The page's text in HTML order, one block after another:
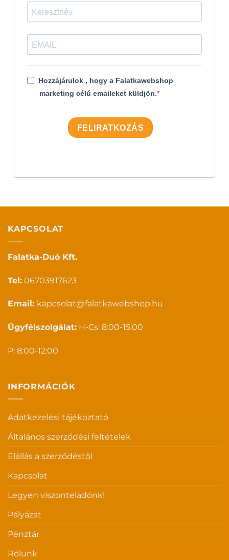
Hozzájárulok , hogy a Falatkawebshop
marketing célú emaileket küldjön.
FELIRATKOZÁS
KAPCSOLAT
Falatka-Duó Kft.
Tel: 06703917623
Email: kapcsolat@falatkawebshop.hu
Ügyfélszolgálat: H-Cs: 8:00-15:00
P: 8:00-12:00
INFORMÁCIÓK
Adatkezelési tájékoztató
Általános szerződési feltételek
Elállás a szerződéstől
Kapcsolat
Legyen viszonteladónk!
Pályázat
Pénztár
Rólunk